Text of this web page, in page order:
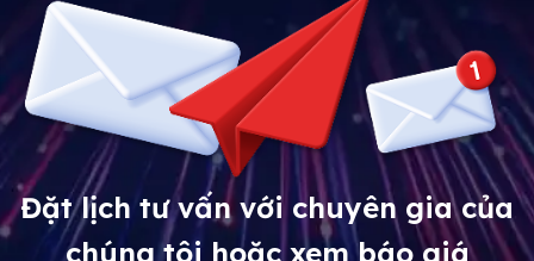
Đặt lịch tư vấn với chuyên gia của
chúng tôi hoặc xem báo giá